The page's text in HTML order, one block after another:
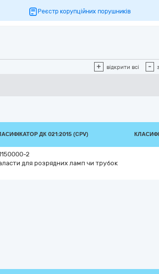
Реєстр корупційних порушників
+ відкрити всі -
ДК 021:2015 (CPV)
2
для розрядних ламп чи трубок